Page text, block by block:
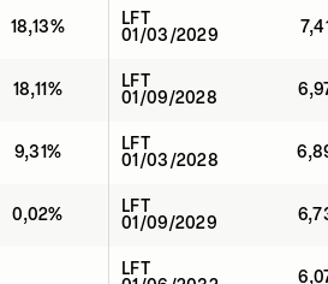
18,13%
LFT
01/03/2029
18,11%
LFT
01/09/2028
9,31%
LFT
01/03/2028
0,02%
LFT
01/09/2029
LFT